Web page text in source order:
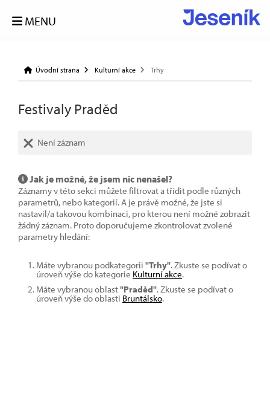
MENU
Úvodní strana Kulturní akce Trhy
Festivaly Praděd
Není záznam
Jak je možné, že jsem nic nenašel?
Záznamy v této sekci můžete filtrovat a třídit podle různých
parametrů, nebo kategorií. A je právě možné, že jste si
nastavil/a takovou kombinaci, pro kterou není možné zobrazit
žádný záznam. Proto doporučujeme zkontrolovat zvolené
parametry hledání:
Máte vybranou podkategorii "Trhy". Zkuste se podívat o
úroveň výše do kategorie Kulturní akce.
Máte vybranou oblast"Praděd". Zkuste se podívat o
úroveň výše do oblasti Bruntálsko.